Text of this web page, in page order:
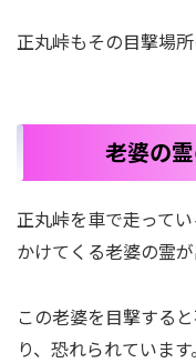
正丸峠もその目撃場
老婆の
正丸峠を車で走って
かけてくる老婆の霊
この老婆を目撃する
り、恐れられています。